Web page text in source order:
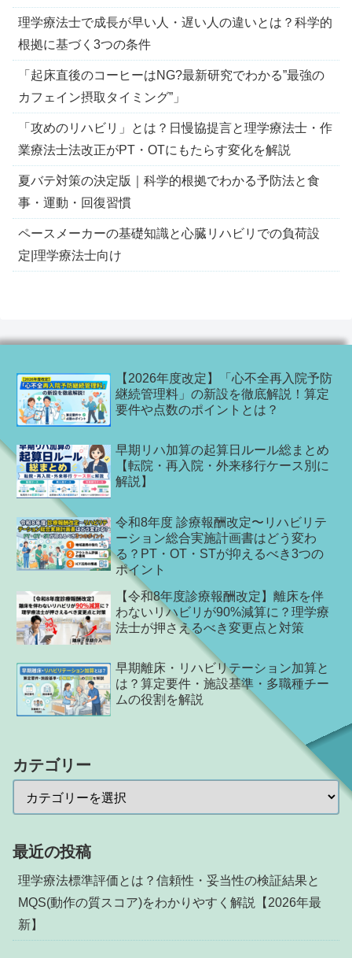
理学療法士で成長が早い人・遅い人の違いとは？科学的
根拠に基づく3つの条件
「起床直後のコーヒーはNG?最新研究でわかる”最強の
カフェイン摂取タイミング”」
「攻めのリハビリ」とは？日慢協提言と理学療法士・作
業療法士法改正がPT・OTにもたらす変化を解説
夏バテ対策の決定版｜科学的根拠でわかる予防法と食
事・運動・回復習慣
ペースメーカーの基礎知識と心臓リハビリでの負荷設
定|理学療法士向け
【2026年度改定】「心不全再入院予防
継続管理料」の新設を徹底解説！算定
要件や点数のポイントとは？
早期リハ加算の起算日ルール総まとめ
【転院・再入院・外来移行ケース別に
解説】
令和8年度 診療報酬改定〜リハビリテ
ーション総合実施計画書はどう変わ
る？PT・OT・STが抑えるべき3つの
ポイント
【令和8年度診療報酬改定】離床を伴
わないリハビリが90%減算に？理学療
法士が押さえるべき変更点と対策
早期離床・リハビリテーション加算と
は？算定要件・施設基準・多職種チー
ムの役割を解説
カテゴリー
最近の投稿
理学療法標準評価とは？信頼性・妥当性の検証結果と
MQS(動作の質スコア)をわかりやすく解説【2026年最
新】